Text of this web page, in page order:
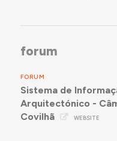
forum
FORUM
Sistema de
Arquitectónico -
Covilhã
WEBSITE